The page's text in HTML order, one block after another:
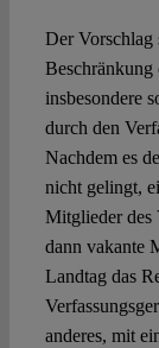
Der Vorschlag
Beschränkung
insbesondere
durch den
Nachdem es
nicht gelingt,
Mitglieder des
dann vakante
Landtag das
anderes, mit